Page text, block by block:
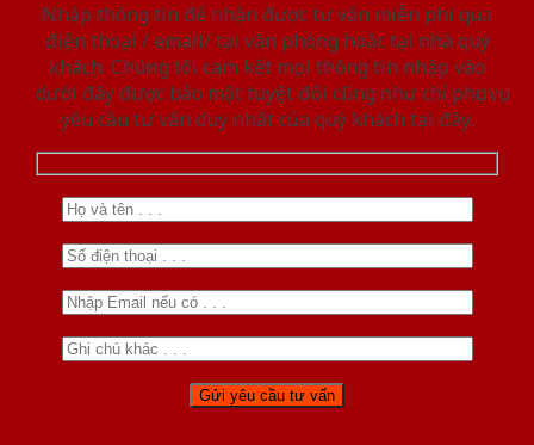
Nhập thông tin để nhận được tư vấn miễn phí qua
điện thoại / email/ tại văn phòng hoặc tại nhà quý
khách. Chúng tôi cam kết mọi thông tin nhập vào
dưới đây được bảo mật tuyệt đối cũng như chỉ phục vụ
yêu cầu tư vấn duy nhất của quý khách tại đây.